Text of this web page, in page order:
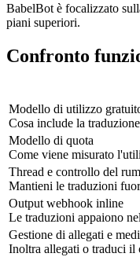
BabelBot è focalizzato
piani superiori.
Confronto
Modello di utilizzo
Cosa include la
Modello di quota
Come viene misurato
Thread e controllo del
Mantieni le traduzioni
Output webhook inline
Le traduzioni appaiono
Gestione di allegati e
Inoltra allegati o traduci il